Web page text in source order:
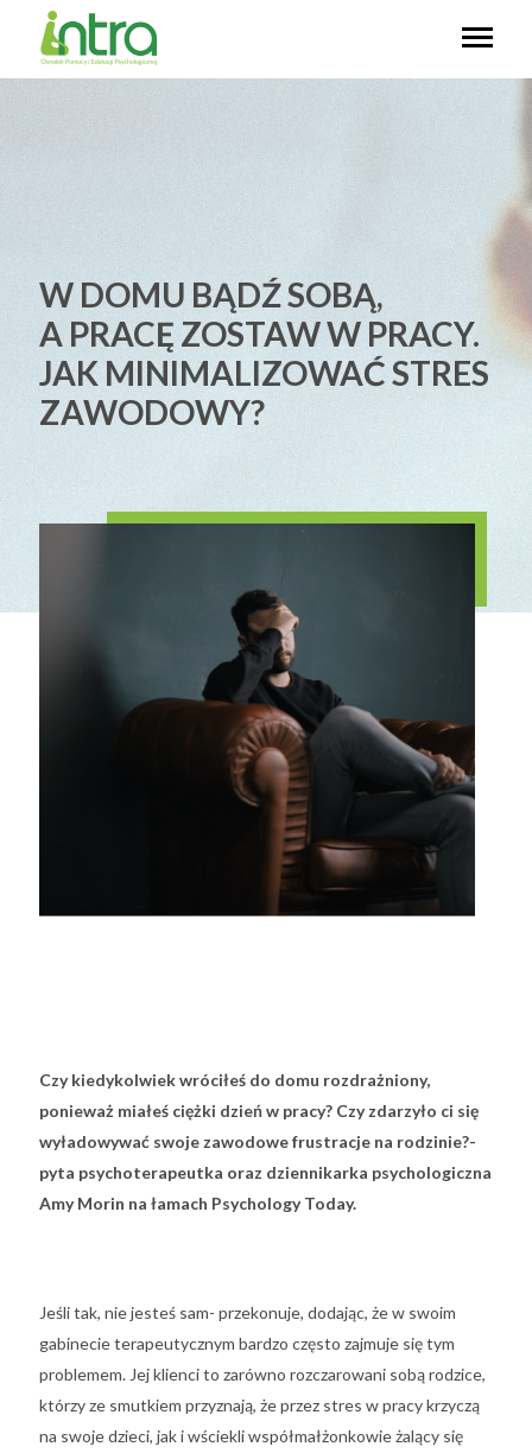
W DOMU BĄDŹ SOBĄ,
A PRACĘ ZOSTAW W PRACY.
JAK MINIMALIZOWAĆ STRES
ZAWODOWY?
Czy kiedykolwiek wróciłeś do domu rozdrażniony,
ponieważ miałeś ciężki dzień w pracy? Czy zdarzyło ci się
wyładowywać swoje zawodowe frustracje na rodzinie?-
pyta psychoterapeutka oraz dziennikarka psychologiczna
Amy Morin na łamach Psychology Today.
Jeśli tak, nie jesteś sam- przekonuje, dodając, że w swoim
gabinecie terapeutycznym bardzo często zajmuje się tym
problemem. Jej klienci to zarówno rozczarowani sobą rodzice,
którzy ze smutkiem przyznają, że przez stres w pracy krzyczą
na swoje dzieci, jak i wściekli współmałżonkowie żalący się